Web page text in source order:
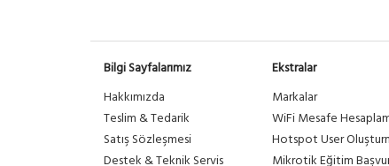
Bilgi Sayfalarımız
Hakkımızda
Teslim & Tedarik
Satış Sözleşmesi
Destek & Teknik Servis
Ekstralar
Markalar
WiFi Mesafe
Hotspot User
Mikrotik Eğitim